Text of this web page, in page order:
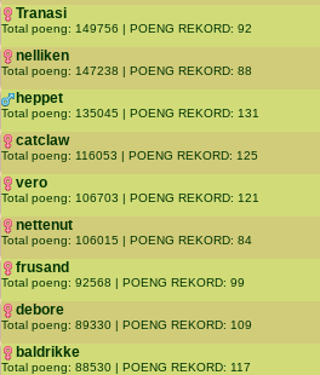
Tranasi
Total poeng: 149756 | POENG REKORD: 92
nelliken
Total poeng: 147238 | POENG REKORD: 88
heppet
Total poeng: 135045 | POENG REKORD: 131
catclaw
Total poeng: 116053 | POENG REKORD: 125
vero
Total poeng: 106703 | POENG REKORD: 121
nettenut
Total poeng: 106015 | POENG REKORD: 84
frusand
Total poeng: 92568 | POENG REKORD: 99
debore
Total poeng: 89330 | POENG REKORD: 109
baldrikke
Total poeng: 88530 | POENG REKORD: 117